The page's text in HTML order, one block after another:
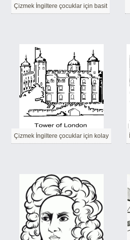
Çizmek İngiltere çocuklar için basit
Çizmek İngiltere çocuklar için kolay